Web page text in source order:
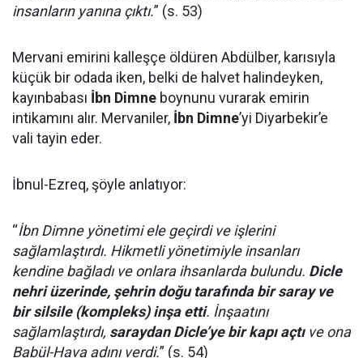
insanların yanına çıktı.” (s. 53)
Mervani emirini kalleşçe öldüren Abdülber, karısıyla
küçük bir odada iken, belki de halvet halindeyken,
kayınbabası İbn Dimne boynunu vurarak emirin
intikamını alır. Mervaniler, İbn Dimne’yi Diyarbekir’e
vali tayin eder.
İbnul-Ezreq, şöyle anlatıyor:
“İbn Dimne yönetimi ele geçirdi ve işlerini
sağlamlaştırdı. Hikmetli yönetimiyle insanları
kendine bağladı ve onlara ihsanlarda bulundu. Dicle
nehri üzerinde, şehrin doğu tarafında bir saray ve
bir silsile (kompleks) inşa etti. İnşaatını
sağlamlaştırdı, saraydan Dicle’ye bir kapı açtıve ona
Babül-Hava adını verdi.” (s. 54)